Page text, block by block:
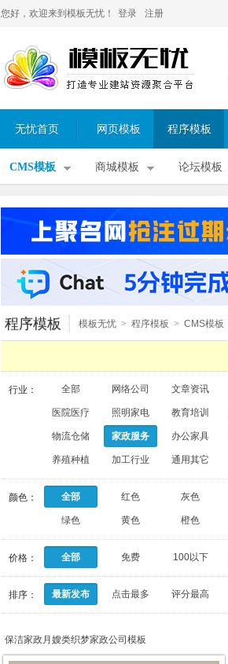
您好，欢迎来到模板无忧！ 登录 注册
无忧首页 网页模板 程序模板
CMS模板 商城模板 论坛模板
程序模板 模板无忧 > 程序模板 > CMS模板
行业： 全部 网络公司 文章资讯
医院医疗 照明家电 教育培训
物流仓储 家政服务 办公家具
养殖种植 加工行业 通用其它
颜色： 全部 红色 灰色
绿色 黄色 橙色
价格： 全部 免费 100以下
排序： 最新发布 点击最多 评分最高
保洁家政月嫂类织梦家政公司模板